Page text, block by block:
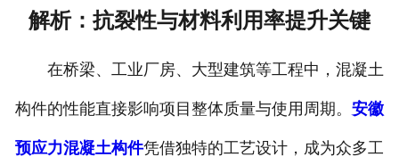
资质荣誉
解析：抗裂性与材料利用率提升关键
在桥梁、工业厂房、大型建筑等工程中，混凝土
构件的性能直接影响项目整体质量与使用周期。 安徽
预应力混凝土构件凭借独特的工艺设计，成为众多工